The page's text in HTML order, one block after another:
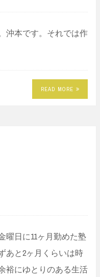
沖本です。それでは作
READ MORE
曜日に11ヶ月勤めた塾
あと2ヶ月くらいは時
裕にゆとりのある生活